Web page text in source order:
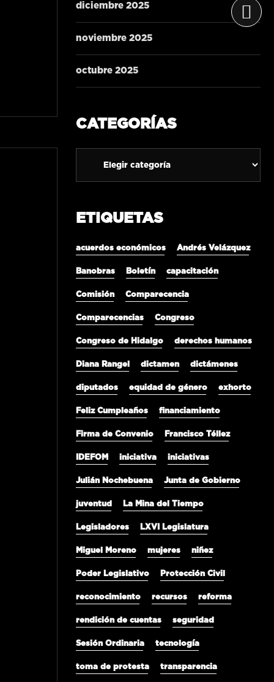
diciembre 2025
noviembre 2025
octubre 2025
CATEGORÍAS
ETIQUETAS
acuerdos económicos Andrés Velázquez
Banobras Boletín capacitación
Comisión Comparecencia
Comparecencias Congreso
Congreso de Hidalgo derechos humanos
Diana Rangel dictamen dictámenes
diputados equidad de género exhorto
Feliz Cumpleaños financiamiento
Firma de Convenio Francisco Téllez
IDEFOM iniciativa iniciativas
Julián Nochebuena Junta de Gobierno
juventud La Mina del Tiempo
Legisladores LXVI Legislatura
Miguel Moreno mujeres niñez
Poder Legislativo Protección Civil
reconocimiento recursos reforma
rendición de cuentas seguridad
Sesión Ordinaria tecnología
toma de protesta transparencia